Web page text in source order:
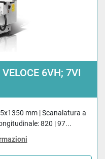
6VH; 7VI
mm | Scanalatura a
820 | 97...